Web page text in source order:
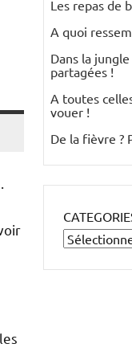
Les repas de
A quoi
Dans la
partagées !
A toutes
vouer !
De la fièvre ?